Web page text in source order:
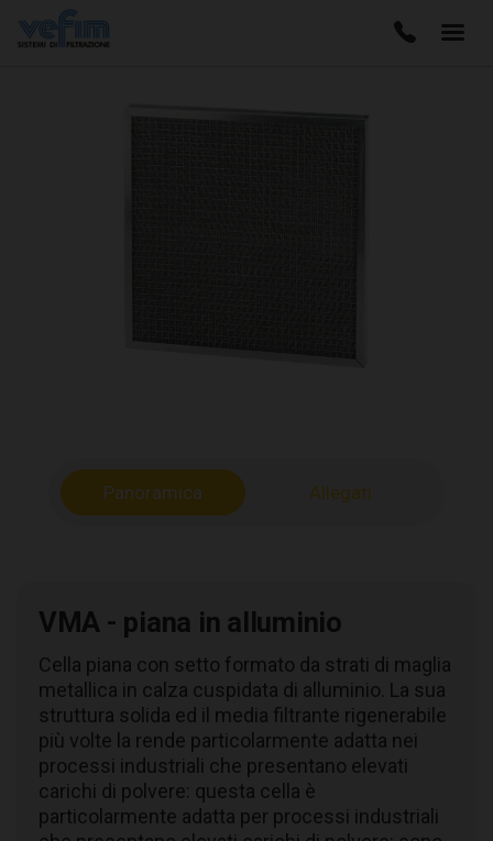
Panoramica Allegati
VMA - piana in alluminio
Cella piana con setto formato da strati di maglia
metallica in calza cuspidata di alluminio. La sua
struttura solida ed il media filtrante rigenerabile
più volte la rende particolarmente adatta nei
processi industriali che presentano elevati
carichi di polvere: questa cella è
particolarmente adatta per processi industriali